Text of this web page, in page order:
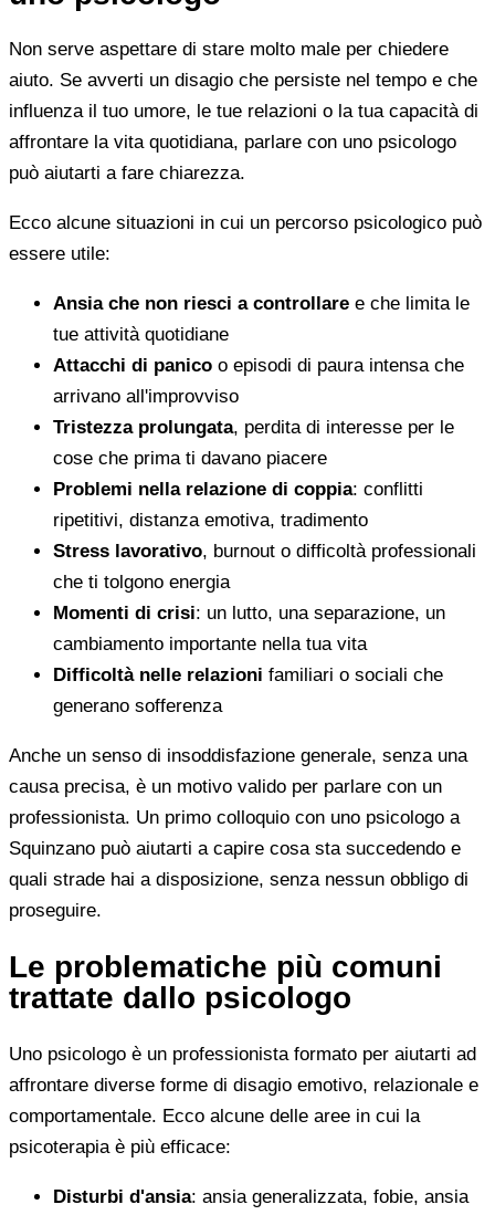
Non serve aspettare di stare molto male per chiedere
aiuto. Se avverti un disagio che persiste nel tempo e che
influenza il tuo umore, le tue relazioni o la tua capacità di
affrontare la vita quotidiana, parlare con uno psicologo
può aiutarti a fare chiarezza.
Ecco alcune situazioni in cui un percorso psicologico può
essere utile:
Ansia che non riesci a controllare e che limita le
tue attività quotidiane
Attacchi di panico o episodi di paura intensa che
arrivano all'improvviso
Tristezza prolungata, perdita di interesse per le
cose che prima ti davano piacere
Problemi nella relazione di coppia: conflitti
ripetitivi, distanza emotiva, tradimento
Stress lavorativo, burnout o difficoltà professionali
che ti tolgono energia
Momenti di crisi: un lutto, una separazione, un
cambiamento importante nella tua vita
Difficoltà nelle relazioni familiari o sociali che
generano sofferenza
Anche un senso di insoddisfazione generale, senza una
causa precisa, è un motivo valido per parlare con un
professionista. Un primo colloquio con uno psicologo a
Squinzano può aiutarti a capire cosa sta succedendo e
quali strade hai a disposizione, senza nessun obbligo di
proseguire.
Le problematiche più comuni
trattate dallo psicologo
Uno psicologo è un professionista formato per aiutarti ad
affrontare diverse forme di disagio emotivo, relazionale e
comportamentale. Ecco alcune delle aree in cui la
psicoterapia è più efficace:
Disturbi d'ansia: ansia generalizzata, fobie, ansia